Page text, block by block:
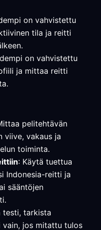
on vahvistettu
tila ja reitti
on vahvistettu
ja mittaa reitti
pelitehtävän
viive, vakaus ja
toiminta.
: Käytä tuettua
Indonesia-reitti ja
sääntöjen
testi, tarkista
jos mitattu tulos